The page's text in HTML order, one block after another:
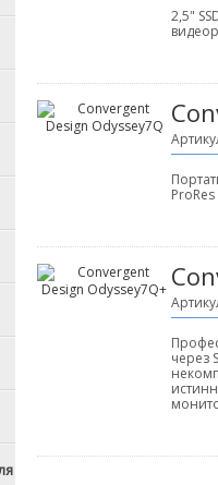
2,5"
через